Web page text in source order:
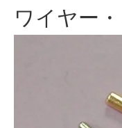
ワイヤー